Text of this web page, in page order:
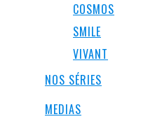
COSMOS
SMILE
VIVANT
NOS SÉRIES
MEDIAS